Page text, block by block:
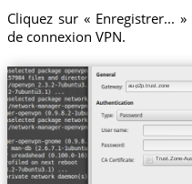
Cliquez sur « Enregistrer...
de connexion VPN.
au-p2p.trust.zone
Trust.Zone-